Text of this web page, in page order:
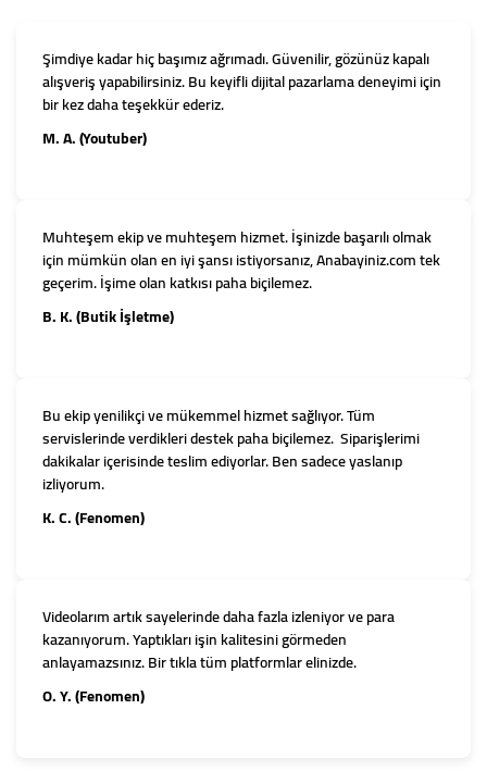
Şimdiye kadar hiç başımız ağrımadı. Güvenilir, gözünüz kapalı
alışveriş yapabilirsiniz. Bu keyifli dijital pazarlama deneyimi için
bir kez daha teşekkür ederiz.
M. A. (Youtuber)
Muhteşem ekip ve muhteşem hizmet. İşinizde başarılı olmak
için mümkün olan en iyi şansı istiyorsanız, Anabayiniz.com tek
geçerim. İşime olan katkısı paha biçilemez.
B. K. (Butik İşletme)
Bu ekip yenilikçi ve mükemmel hizmet sağlıyor. Tüm
servislerinde verdikleri destek paha biçilemez. Siparişlerimi
dakikalar içerisinde teslim ediyorlar. Ben sadece yaslanıp
izliyorum.
K. C. (Fenomen)
Videolarım artık sayelerinde daha fazla izleniyor ve para
kazanıyorum. Yaptıkları işin kalitesini görmeden
anlayamazsınız. Bir tıkla tüm platformlar elinizde.
O. Y. (Fenomen)